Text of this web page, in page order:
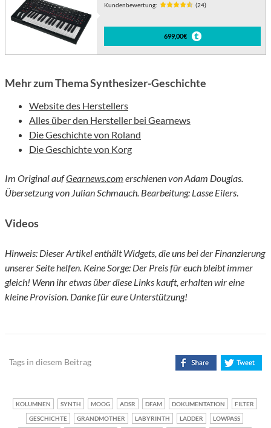
Kundenbewertung: (24)
699,00€
Mehr zum Thema Synthesizer-Geschichte
Website des Herstellers
Alles über den Hersteller bei Gearnews
Die Geschichte von Roland
Die Geschichte von Korg
Im Original aufGearnews.com erschienen von Adam Douglas.
Übersetzung von Julian Schmauch. Bearbeitung: Lasse Eilers.
Videos
Hinweis: Dieser Artikel enthält Widgets, die uns bei der Finanzierung
unserer Seite helfen. Keine Sorge: Der Preis für euch bleibt immer
gleich! Wenn ihr etwas über diese Links kauft, erhalten wir eine
kleine Provision. Danke für eure Unterstützung!
Tags in diesem Beitrag
KOLUMNEN SYNTH MOOG ADSR DFAM DOKUMENTATION
FILTER
GESCHICHTE
GRANDMOTHER LABYRINTH LADDER
LOWPASS